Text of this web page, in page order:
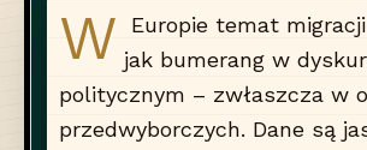
W
Europie temat
jak bumerang w
politycznym – zwłaszcza w
przedwyborczych. Dane są